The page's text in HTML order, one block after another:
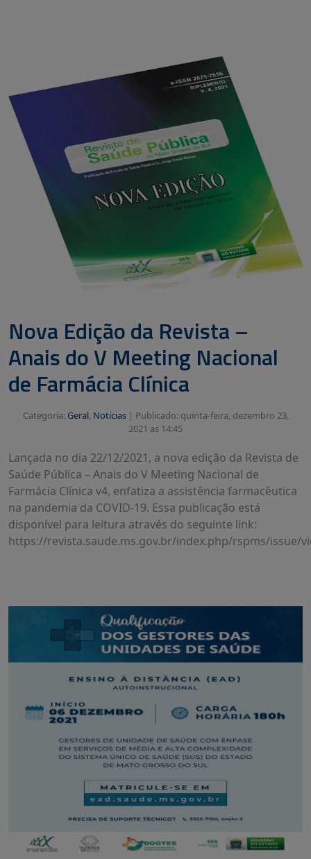
Nova Edição da Revista –
Anais do V Meeting Nacional
de Farmácia Clínica
Categoria: Geral, Notícias| Publicado: quinta-feira, dezembro 23,
2021 as 14:45
Lançada no dia 22/12/2021, a nova edição da Revista de
Saúde Pública – Anais do V Meeting Nacional de
Farmácia Clínica v4, enfatiza a assistência farmacêutica
na pandemia da COVID-19. Essa publicação está
disponível para leitura através do seguinte link:
https://revista.saude.ms.gov.br/index.php/rspms/issue/